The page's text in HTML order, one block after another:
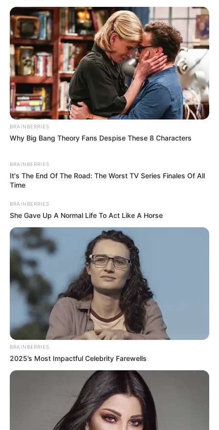
BRAINBERRIES
Why Big Bang Theory Fans Despise These 8 Characters
BRAINBERRIES
It's The End Of The Road: The Worst TV Series Finales Of All
Time
BRAINBERRIES
She Gave Up A Normal Life To Act Like A Horse
BRAINBERRIES
2025’s Most Impactful Celebrity Farewells